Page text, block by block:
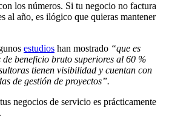
los números. Si tu negocio no factura
al año, es ilógico que quieras mantener
estudios han mostrado “que es
de beneficio bruto superiores al 60 %
tienen visibilidad y cuentan con
de gestión de proyectos”.
negocios de servicio es prácticamente